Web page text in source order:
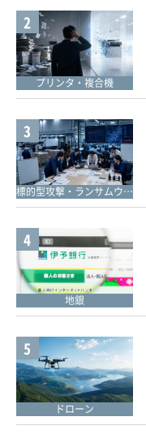
2
プリンタ・複合機
3
標的型攻撃・ランサムウェア対策
4
地銀
5
ドローン